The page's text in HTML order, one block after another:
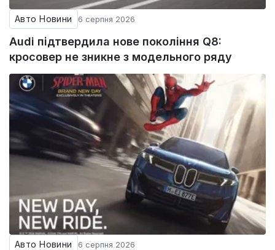
Авто Новини 6 серпня 2026
Audi підтвердила нове покоління Q8:
кросовер не зникне з модельного ряду
Авто Новини 6 серпня 2026